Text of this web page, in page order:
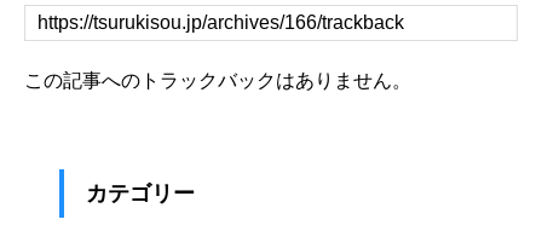
この記事へのトラックバックはありません。
カテゴリー